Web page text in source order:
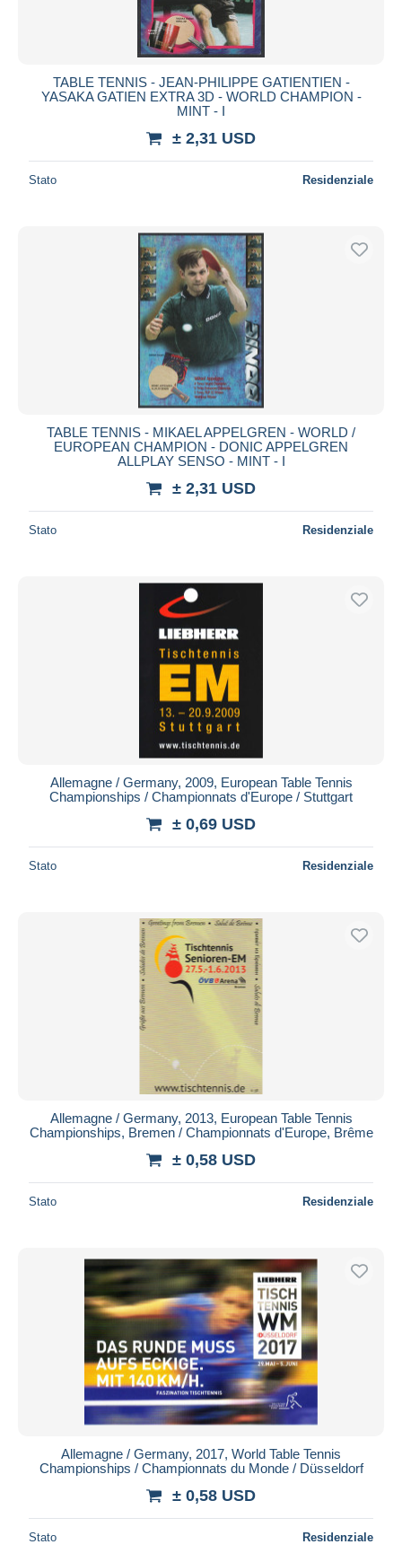
TABLE TENNIS - JEAN-PHILIPPE GATIENTIEN -
YASAKA GATIEN EXTRA 3D - WORLD CHAMPION -
MINT - I
± 2,31 USD
Stato Residenziale
TABLE TENNIS - MIKAEL APPELGREN - WORLD /
EUROPEAN CHAMPION - DONIC APPELGREN
ALLPLAY SENSO - MINT - I
± 2,31 USD
Stato Residenziale
Allemagne / Germany, 2009, European Table Tennis
Championships / Championnats d'Europe / Stuttgart
± 0,69 USD
Stato Residenziale
Allemagne / Germany, 2013, European Table Tennis
Championships, Bremen / Championnats d'Europe, Brême
± 0,58 USD
Stato Residenziale
Allemagne / Germany, 2017, World Table Tennis
Championships / Championnats du Monde / Düsseldorf
± 0,58 USD
Stato Residenziale